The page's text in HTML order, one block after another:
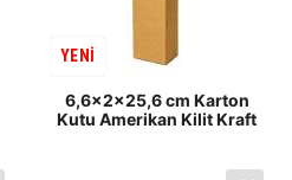
6,6x2x25,6 cm Karton
Kutu Amerikan Kilit Kraft
YENİ